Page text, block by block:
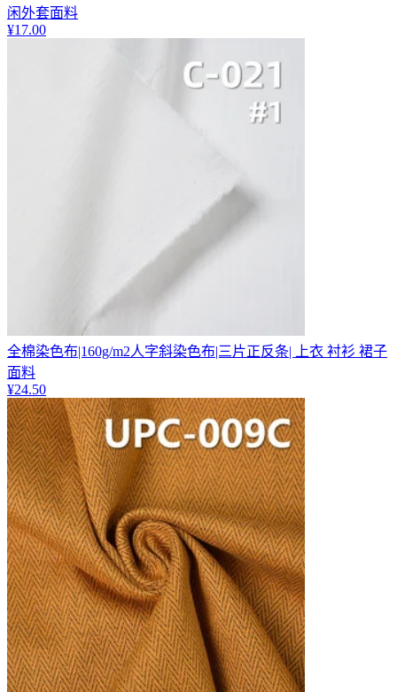
闲外套面料
¥17.00
全棉染色布|160g/m2人字斜染色布|三片正反条| 上衣 衬衫 裙子
面料
¥24.50